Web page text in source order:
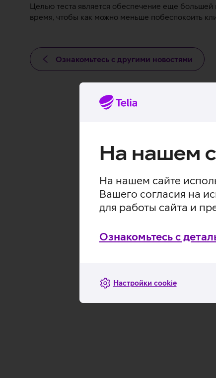
На нашем
На нашем сайте
Вашего согласия на
для работы сайта и
Ознакомьтесь с
Настройки cookie
Целью теста является обеспечение еще большей
время, чтобы как можно меньше побеспокоить
Ознакомьтесь с другими новостями